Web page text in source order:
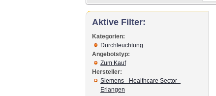
Aktive Filter:
Kategorien:
Durchleuchtung
Angebotstyp:
Zum Kauf
Hersteller:
Siemens - Healthcare Sector -
Erlangen